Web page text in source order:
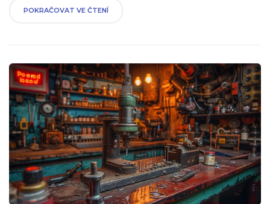
tím vyrovnat, a sdílím své osobní zkušenosti. Přečtěte si ho a
POKRAČOVAT VE ČTENÍ